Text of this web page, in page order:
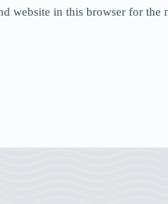
website in this browser for the